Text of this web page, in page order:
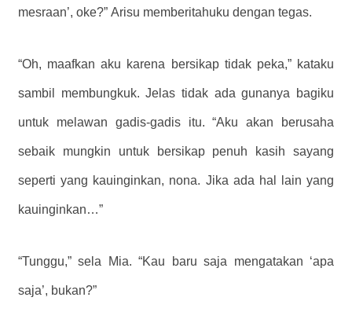
mesraan’, oke?” Arisu memberitahuku dengan tegas.
“Oh, maafkan aku karena bersikap tidak peka,” kataku
sambil membungkuk. Jelas tidak ada gunanya bagiku
untuk melawan gadis-gadis itu. “Aku akan berusaha
sebaik mungkin untuk bersikap penuh kasih sayang
seperti yang kauinginkan, nona. Jika ada hal lain yang
kauinginkan…”
“Tunggu,” sela Mia. “Kau baru saja mengatakan ‘apa
saja’, bukan?”